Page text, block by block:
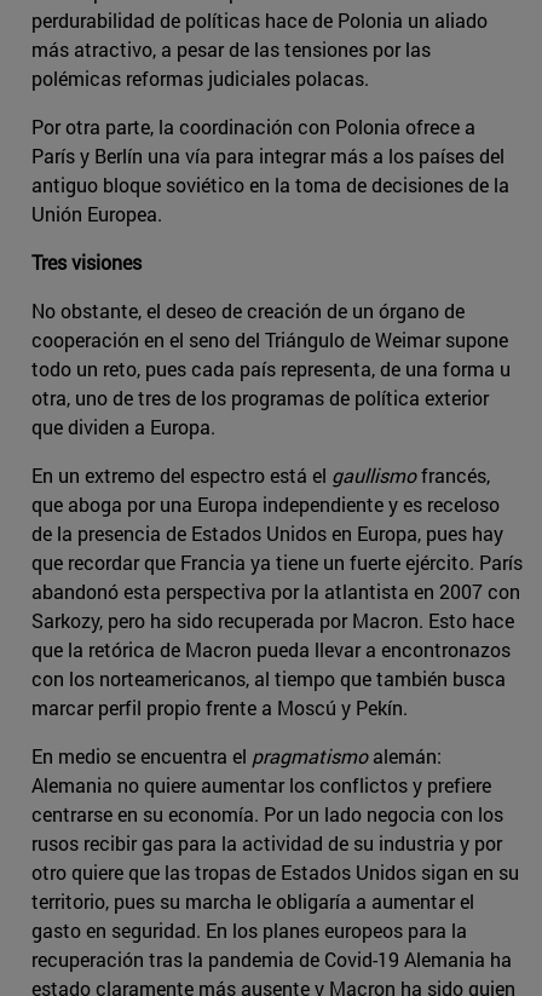
perdurabilidad de políticas hace de Polonia un aliado
más atractivo, a pesar de las tensiones por las
polémicas reformas judiciales polacas.
Por otra parte, la coordinación con Polonia ofrece a
París y Berlín una vía para integrar más a los países del
antiguo bloque soviético en la toma de decisiones de la
Unión Europea.
Tres visiones
No obstante, el deseo de creación de un órgano de
cooperación en el seno del Triángulo de Weimar supone
todo un reto, pues cada país representa, de una forma u
otra, uno de tres de los programas de política exterior
que dividen a Europa.
En un extremo del espectro está el gaullismofrancés,
que aboga por una Europa independiente y es receloso
de la presencia de Estados Unidos en Europa, pues hay
que recordar que Francia ya tiene un fuerte ejército. París
abandonó esta perspectiva por la atlantista en 2007 con
Sarkozy, pero ha sido recuperada por Macron. Esto hace
que la retórica de Macron pueda llevar a encontronazos
con los norteamericanos, al tiempo que también busca
marcar perfil propio frente a Moscú y Pekín.
En medio se encuentra el pragmatismoalemán:
Alemania no quiere aumentar los conflictos y prefiere
centrarse en su economía. Por un lado negocia con los
rusos recibir gas para la actividad de su industria y por
otro quiere que las tropas de Estados Unidos sigan en su
territorio, pues su marcha le obligaría a aumentar el
gasto en seguridad. En los planes europeos para la
recuperación tras la pandemia de Covid-19 Alemania ha
estado claramente más ausente y Macron ha sido quien